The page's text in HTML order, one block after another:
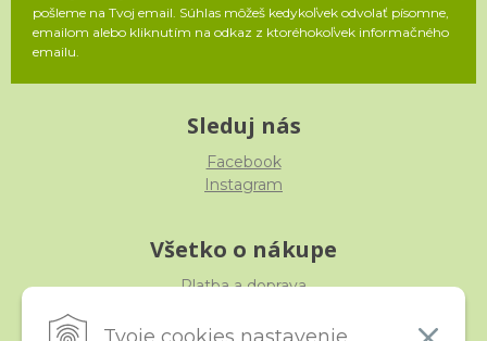
pošleme na Tvoj email. Súhlas môžeš kedykoľvek odvolať písomne,
emailom alebo kliknutím na odkaz z ktoréhokoľvek informačného
emailu.
Sleduj nás
Facebook
Instagram
Všetko o nákupe
Platba a doprava
Obchodné podmienky